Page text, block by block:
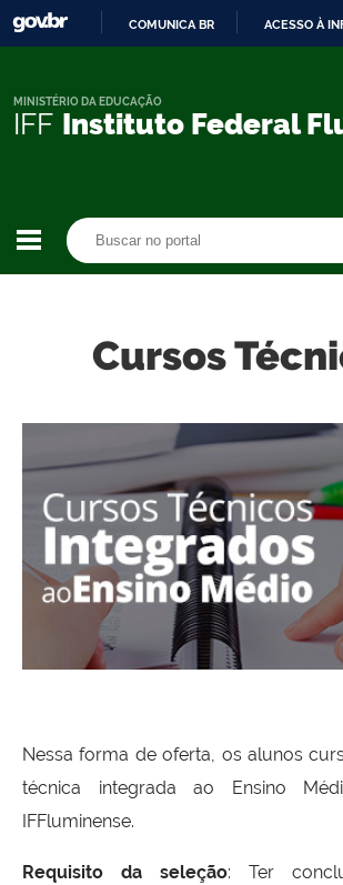
CONTEÚDO
COMUNICA BR ACESSO À
IFF Instituto Federal
MINISTÉRIO DA EDUCAÇÃO
Cursos
Nessa forma de oferta, os alunos
técnica integrada ao Ensino
IFFluminense.
Requisito da seleção: Ter